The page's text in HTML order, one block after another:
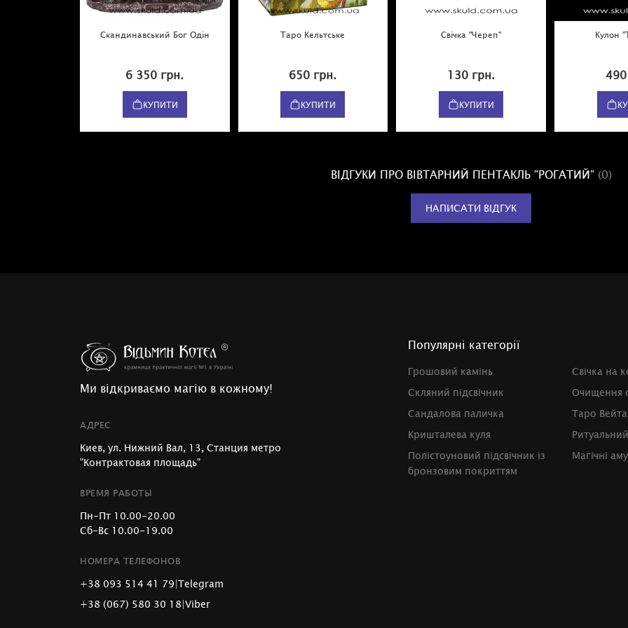
Скандинавський Бог Одін
6 350 грн.
КУПИТИ
Таро Кельтське
650 грн.
КУПИТИ
Свічка "Череп"
130 грн.
КУПИТИ
Кулон
ВІДГУКИ ПРО ВІВТАРНИЙ ПЕНТАКЛЬ "РОГАТИЙ" (0)
НАПИСАТИ ВІДГУК
Ми відкриваємо магію в кожному!
АДРЕС
Киев, ул. Нижний Вал, 13, Станция метро
"Контрактовая площадь"
ВРЕМЯ РАБОТЫ
Пн-Пт 10.00-20.00
Сб-Вс 10.00-19.00
НОМЕРА ТЕЛЕФОНОВ
+38 093 514 41 79|Telegram
+38 (067) 580 30 18|Viber
Популярні категорії
Грошовий камінь
Свічка на
Скляний підсвічник
Очищення
Сандалова паличка
Таро
Кришталева куля
Полістоуновий підсвічник із
бронзовим покриттям
Магічні